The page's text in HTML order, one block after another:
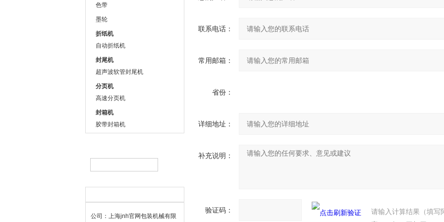
色带
墨轮
折纸机
自动折纸机
封尾机
超声波软管封尾机
分页机
高速分页机
封箱机
胶带封箱机
公司：上海jnh官网包装机械有限
联系电话：
常用邮箱：
省份：
详细地址：
补充说明：
验证码：
请输入计算结果（填写